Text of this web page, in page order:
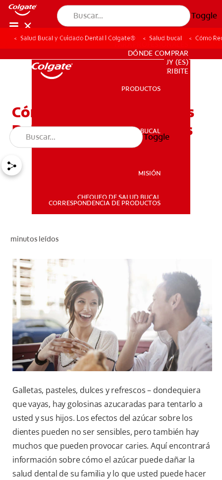
Toggle
SALUD BUCAL
PARA PROFESIONALES
DÓNDE COMPRAR
UY (ES)
SUSCRIBITE
PARA PROFESIONALES
DÓNDE COMPRAR
UY (ES)
SUSCRIBITE
PRODUCTOS
SALUD BUCAL
MISIÓN
CHEQUEO DE SALUD BUCAL
CORRESPONDENCIA DE PRODUCTOS
Toggle
Salud Bucal y Cuidado Dental | Colgate® Salud bucal Cómo
Cómo Reducir Los Efectos
Del Azúcar En Los Dientes
minutos leídos
Galletas, pasteles, dulces y refrescos – dondequiera
que vayas, hay golosinas azucaradas para tentarlo a
usted y sus hijos. Los efectos del azúcar sobre los
dientes pueden no ser sensibles, pero también hay
muchos que pueden provocar caries. Aquí encontrará
información sobre cómo el azúcar puede dañar la
salud dental de su familia y lo que usted puede hacer